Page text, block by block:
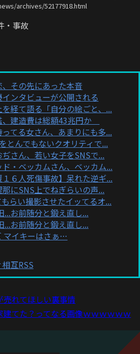
archives/52177918.html
・事故
その先にあった本音
ンタビューが公開される
経て語る「自分の絵ごと、...
、建造費は総額43兆円か
ってる女さん、あまりにも多...
とんでもないクオリティで...
ぢさん、若い女子をSNSで...
ド・ベッカムさん、ベッカム...
１６人死傷事故】呆れた逆ギ...
にSNS上でねぎらいの声...
らい撮影させたイッてるオ...
...お前随分と鍛え直し...
...お前随分と鍛え直し...
マイキーはさぁ…
互RSS
れてほしい裏事情
建てた？ってなる画像ｗｗｗｗｗｗ